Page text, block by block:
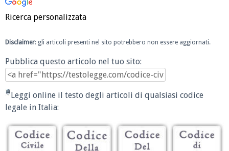
Ricerca personalizzata
Disclaimer: gli articoli presenti nel sito potrebbero non essere aggiornati.
Pubblica questo articolo nel tuo sito:
Leggi online il testo degli articoli di qualsiasi codice
legale in Italia: